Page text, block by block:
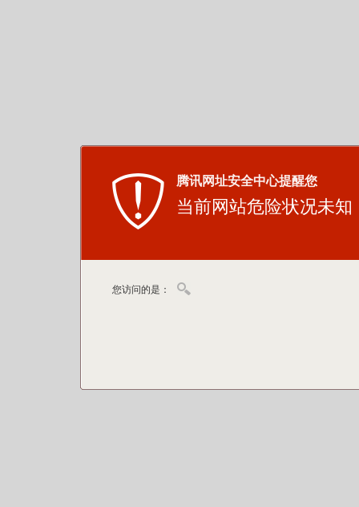
腾讯网址安全中心提醒您
当前网站危险状况未知
您访问的是：